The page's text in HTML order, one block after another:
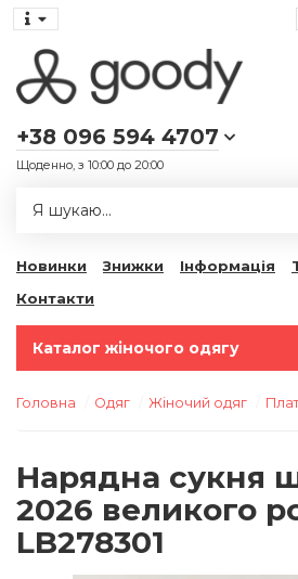
+38 096 594 4707
Щоденно, з 10:00 до 20:00
Новинки Знижки Інформація
Контакти
Каталог жіночого одягу
Головна Одяг Жіночий одяг
Нарядна сукня
2026 великого
LB278301